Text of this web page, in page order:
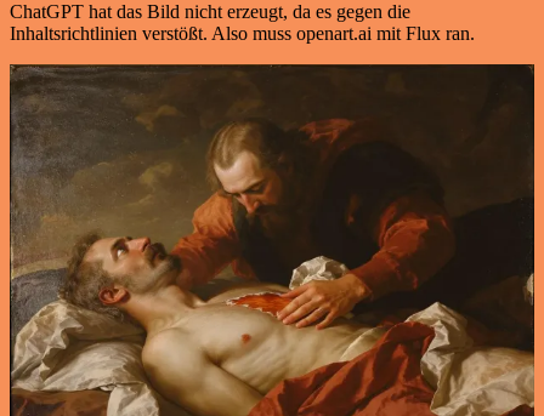
ChatGPT hat das Bild nicht erzeugt, da es gegen die
Inhaltsrichtlinien verstößt. Also muss openart.ai mit Flux ran.